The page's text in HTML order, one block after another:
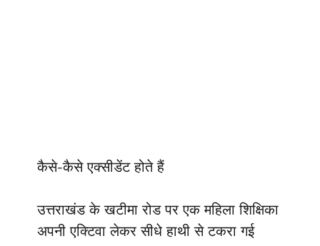
कैसे-कैसे एक्सीडेंट होते हैं
उत्तराखंड के खटीमा रोड पर एक महिला शिक्षिका
अपनी एक्टिवा लेकर सीधे हाथी से टकरा गई